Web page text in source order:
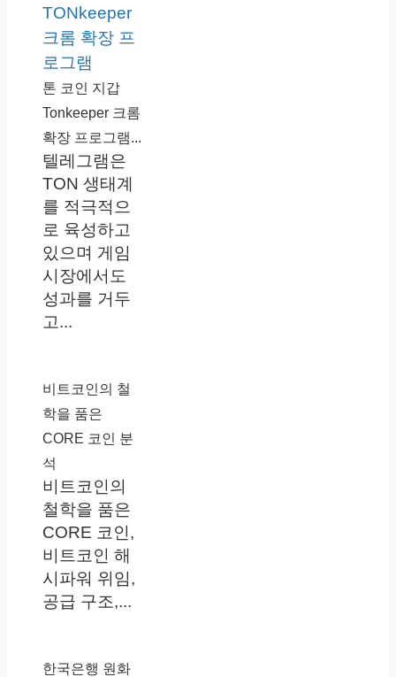
톤 코인 지갑
Tonkeeper 크롬
확장 프로그램...
텔레그램은
TON 생태계
를 적극적으
로 육성하고
있으며 게임
시장에서도
성과를 거두
고...
비트코인의 철
학을 품은
CORE 코인 분
석
비트코인의
철학을 품은
CORE 코인,
비트코인 해
시파워 위임,
공급 구조,...
한국은행 원화